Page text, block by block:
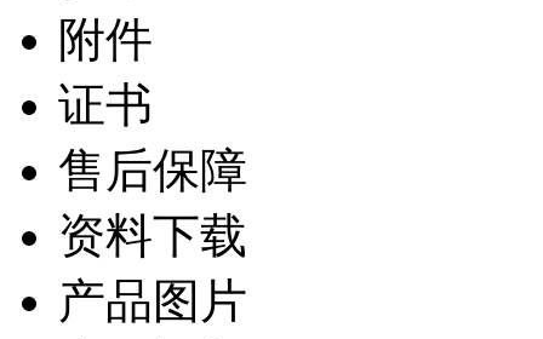
附件
证书
售后保障
资料下载
产品图片